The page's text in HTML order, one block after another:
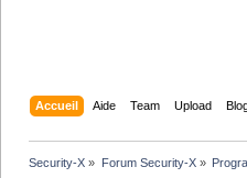
Accueil Aide Team Upload
Security-X » Forum Security-X»